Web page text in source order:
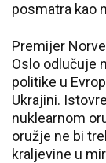
posmatra kao
Premijer
Oslo odlučuje
politike u
Ukrajini.
nuklearnom
oružje ne bi
kraljevine u